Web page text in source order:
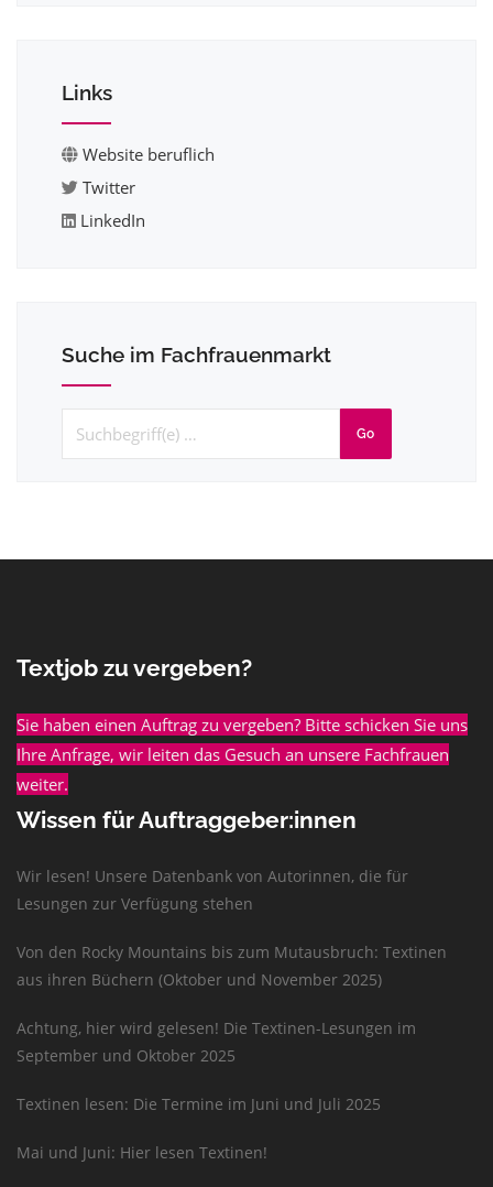
Links
Website beruflich
Twitter
LinkedIn
Suche im Fachfrauenmarkt
Go
Textjob zu vergeben?
Sie haben einen Auftrag zu vergeben? Bitte schicken Sie uns
Ihre Anfrage, wir leiten das Gesuch an unsere Fachfrauen
weiter.
Wissen für Auftraggeber:innen
Wir lesen! Unsere Datenbank von Autorinnen, die für
Lesungen zur Verfügung stehen
Von den Rocky Mountains bis zum Mutausbruch: Textinen
aus ihren Büchern (Oktober und November 2025)
Achtung, hier wird gelesen! Die Textinen-Lesungen im
September und Oktober 2025
Textinen lesen: Die Termine im Juni und Juli 2025
Mai und Juni: Hier lesen Textinen!